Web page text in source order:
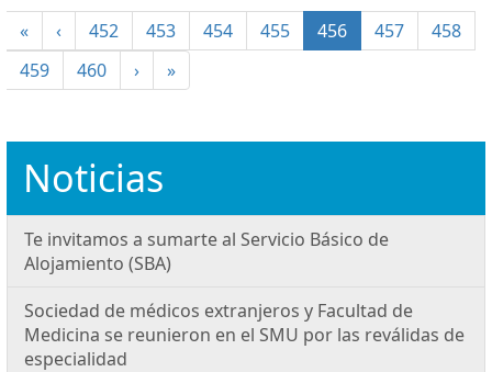
« ‹ 452 453 454 455 456(current)
457
458
459
460 › »
Noticias
Te invitamos a sumarte al Servicio Básico de
Alojamiento (SBA)
Sociedad de médicos extranjeros y Facultad de
Medicina se reunieron en el SMU por las reválidas de
especialidad